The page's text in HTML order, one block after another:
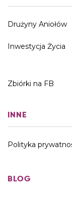
Drużyny Aniołów
Inwestycja Życia
Zbiórki na FB
INNE
Polityka
BLOG